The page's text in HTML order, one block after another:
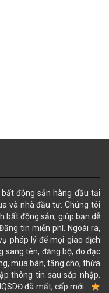
động sản hàng đầu tại
và nhà đầu tư. Chúng tôi
bất động sản, giúp bạn dễ
tin miễn phí. Ngoài ra,
pháp lý để mọi giao dịch
sang tên, đăng bộ, đo đạc
mua bán, tặng cho, thừa
thông tin sau sáp nhập.
đã mất, cấp mới...